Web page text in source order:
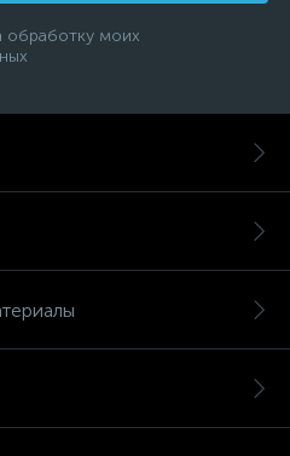
обработку моих